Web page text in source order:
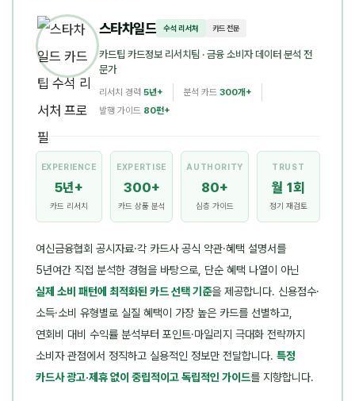
스타차일드 수석 리서처 카드 전문
카드팁 카드정보 리서치팀 · 금융 소비자 데이터 분석 전
문가
리서치 경력 5년+ 분석 카드 300개+
발행 가이드 80편+
EXPERIENCE
5년+
카드 리서치
EXPERTISE
300+
카드 상품 분석
AUTHORITY
80+
심층 가이드
TRUST
월 1회
정기 재검토
여신금융협회 공시자료·각 카드사 공식 약관·혜택 설명서를
5년여간 직접 분석한 경험을 바탕으로, 단순 혜택 나열이 아닌
실제 소비 패턴에 최적화된 카드 선택 기준을 제공합니다. 신용점수·
소득·소비 유형별로 실질 혜택이 가장 높은 카드를 선별하고,
연회비 대비 수익률 분석부터 포인트·마일리지 극대화 전략까지
소비자 관점에서 정직하고 실용적인 정보만 전달합니다. 특정
카드사 광고·제휴 없이 중립적이고 독립적인 가이드를 지향합니다.